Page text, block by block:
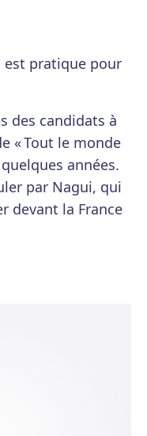
est pratique pour
des candidats à
« Tout le monde
années.
par Nagui, qui
devant la France